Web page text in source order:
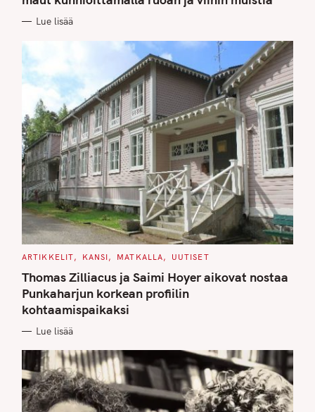
O
I
Lue lisää
C
T
E
G
O
R
I
S
ARTIKKELIT KANSI MATKALLA UUTISET
Thomas Zilliacus ja Saimi Hoyer aikovat nostaa
Punkaharjun korkean profiilin
kohtaamispaikaksi
Lue lisää